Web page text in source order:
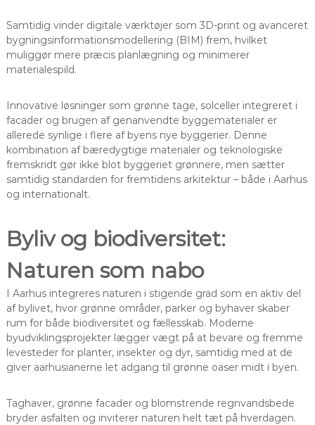
Samtidig vinder digitale værktøjer som 3D-print og avanceret
bygningsinformationsmodellering (BIM) frem, hvilket
muliggør mere præcis planlægning og minimerer
materialespild.
Innovative løsninger som grønne tage, solceller integreret i
facader og brugen af genanvendte byggematerialer er
allerede synlige i flere af byens nye byggerier. Denne
kombination af bæredygtige materialer og teknologiske
fremskridt gør ikke blot byggeriet grønnere, men sætter
samtidig standarden for fremtidens arkitektur – både i Aarhus
og internationalt.
Byliv og biodiversitet:
Naturen som nabo
I Aarhus integreres naturen i stigende grad som en aktiv del
af bylivet, hvor grønne områder, parker og byhaver skaber
rum for både biodiversitet og fællesskab. Moderne
byudviklingsprojekter lægger vægt på at bevare og fremme
levesteder for planter, insekter og dyr, samtidig med at de
giver aarhusianerne let adgang til grønne oaser midt i byen.
Taghaver, grønne facader og blomstrende regnvandsbede
bryder asfalten og inviterer naturen helt tæt på hverdagen.